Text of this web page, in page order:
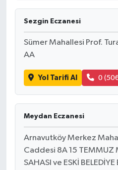
Sezgin Eczanesi
Sümer Mahallesi Prof.
AA
Yol Tarifi Al 0
Meydan Eczanesi
Arnavutköy Merkez
Caddesi 8A 15 TEMMUZ
SAHASI ve ESKİ BELEDİYE